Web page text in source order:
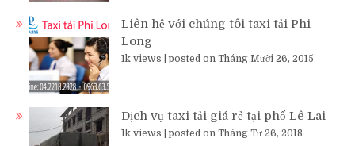
Liên hệ với chúng tôi taxi tải Phi
Long
1k views posted on Tháng Mười 26, 2015
Dịch vụ taxi tải giá rẻ tại phố Lê Lai
1k views posted on Tháng Tư 26, 2018